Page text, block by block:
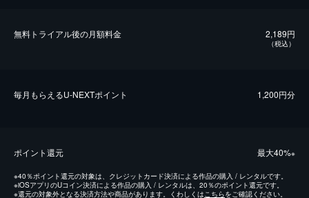
無料トライアル後の⽉額料金 2,189円
（税込）
毎⽉もらえるU-NEXTポイント 1,200円分
ポイント還元 最⼤40%※
※40％ポイント還元の対象は、クレジットカード決済による作品の購入 / レンタルです。
※iOSアプリのUコイン決済による作品の購入 / レンタルは、20％のポイント還元です。
※還元の対象外となる決済方法や商品があります。くわしくはこちらをご確認ください。